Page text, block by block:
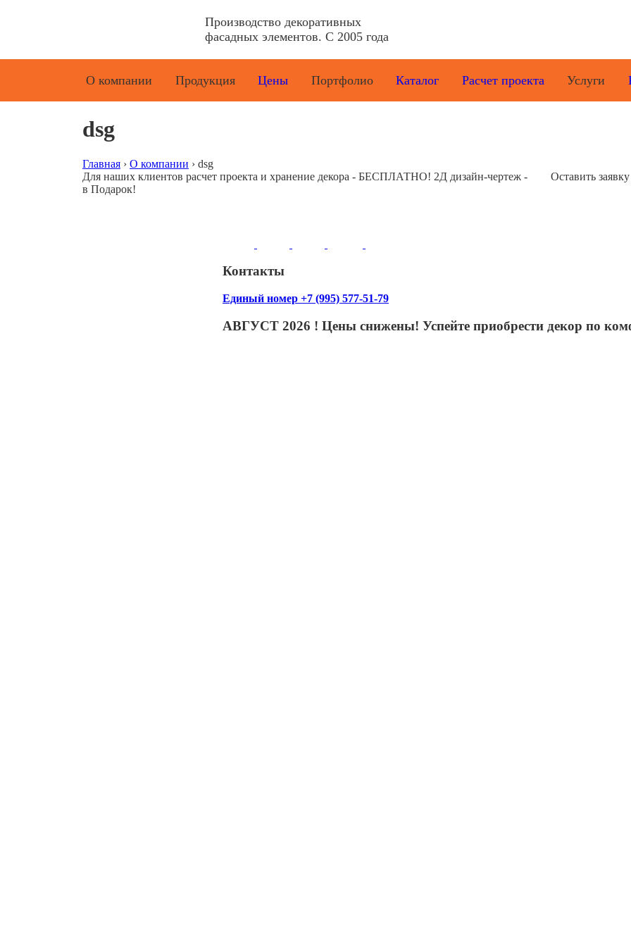
Производство декоративных
фасадных элементов. С 2005 года
О компании Продукция Цены Портфолио Каталог Расчет проекта Услуги
dsg
Главная › О компании › dsg
Для наших клиентов расчет проекта и хранение декора - БЕСПЛАТНО! 2Д дизайн-чертеж -
в Подарок!
Оставить заявку
Контакты
Единый номер +7 (995) 577-51-79
АВГУСТ 2026 ! Цены снижены! Успейте приобрести декор по